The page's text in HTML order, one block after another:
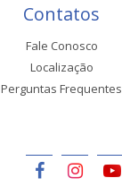
Contatos
Fale Conosco
Localização
Perguntas Frequentes